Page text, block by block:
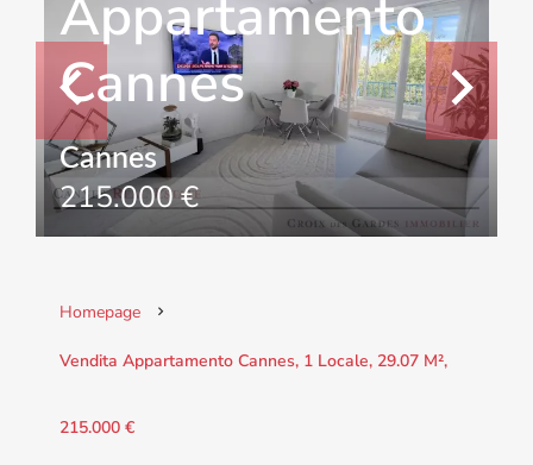
Appartamento
Cannes
Cannes
215.000 €
Homepage
Vendita Appartamento Cannes, 1 Locale, 29.07 M²,
215.000 €